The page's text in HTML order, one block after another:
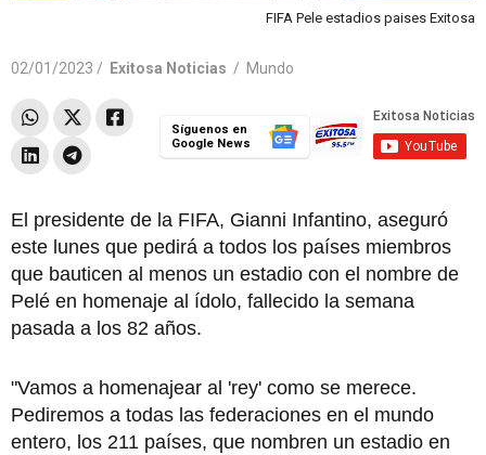
FIFA Pele estadios paises Exitosa
02/01/2023 / Exitosa Noticias / Mundo
Síguenos en
Google News
El presidente de la FIFA, Gianni Infantino, aseguró
este lunes que pedirá a todos los países miembros
que bauticen al menos un estadio con el nombre de
Pelé en homenaje al ídolo, fallecido la semana
pasada a los 82 años.
"Vamos a homenajear al 'rey' como se merece.
Pediremos a todas las federaciones en el mundo
entero, los 211 países, que nombren un estadio en